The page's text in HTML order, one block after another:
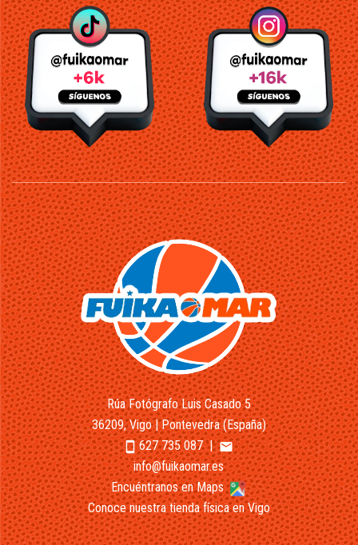
Rúa Fotógrafo Luis Casado 5
36209, Vigo | Pontevedra (España)
smartphone627 735 087|email
info@fuikaomar.es
Encuéntranos en Maps
Conoce nuestra tienda física en Vigo